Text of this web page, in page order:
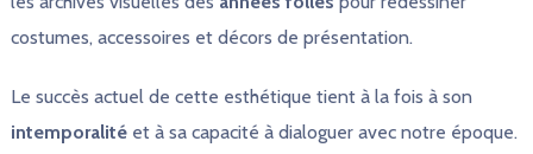
costumes, accessoires et décors de présentation.
Le succès actuel de cette esthétique tient à la fois à son
intemporalitéet à sa capacité à dialoguer avec notre époque.